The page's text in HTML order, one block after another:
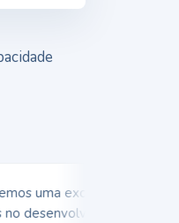
uma excelente parceria
desenvolvimento de